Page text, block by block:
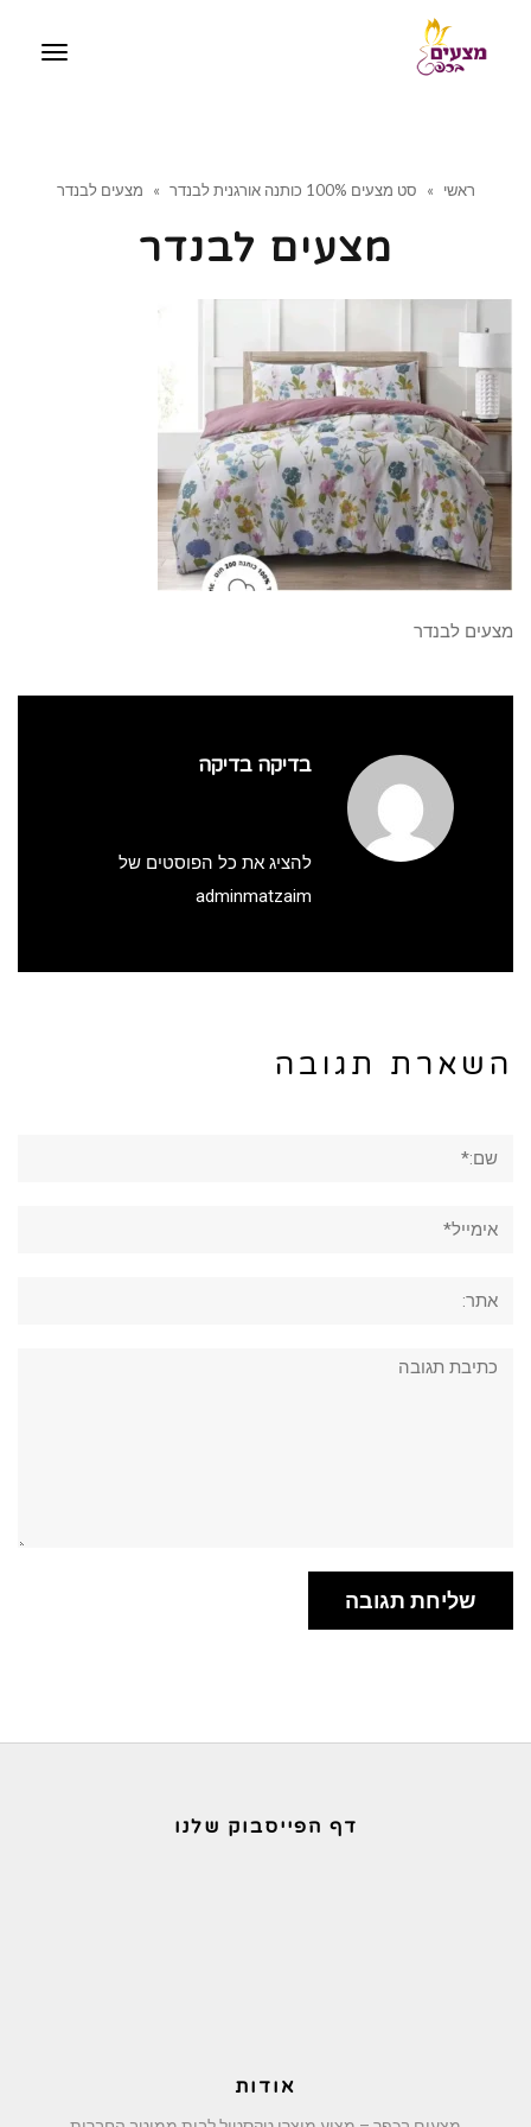
תפריט
ראשי » סט מצעים 100% כותנה אורגנית לבנדר » מצעים לבנדר
מצעים לבנדר
מצעים לבנדר
בדיקה בדיקה
להציג את כל הפוסטים של
adminmatzaim
השארת תגובה
דף הפייסבוק שלנו
אודות